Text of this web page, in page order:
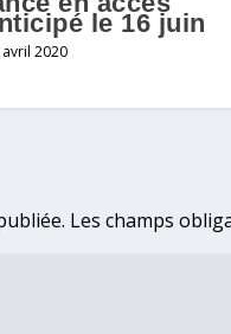
le 16 juin
2020
Les champs